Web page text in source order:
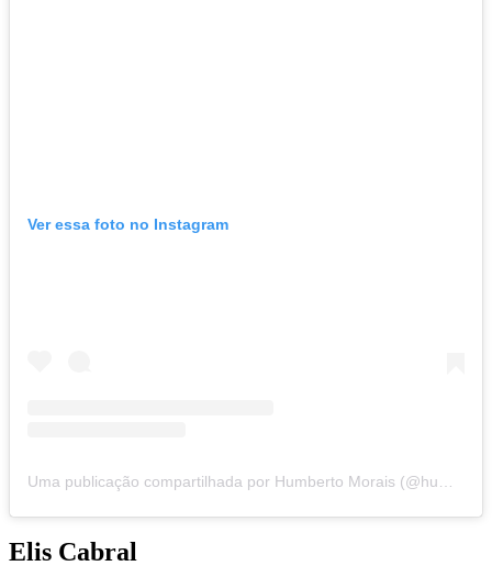
Ver essa foto no Instagram
Elis Cabral